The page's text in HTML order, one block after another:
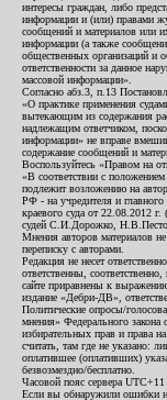
интересы граждан, либо
информации и (или) правами
сообщений и материалов или
информации (а также
общественных организаций и
ответственности за данное
массовой информации».
Согласно абз.3, п.13
«О практике применения
вытекающим из содержания
надлежащим ответчиком,
информации» не вправе
содержание сообщений и
Воспользуйтесь «Правом на
«В соответствии с
подлежит возложению на
РФ - на учредителя и главного
краевого суда от 22.08.2012
судей С.И.Дорожко,
Мнения авторов материалов
переписку с авторами.
Редакция не несет
ответственны,
сайте приравнены к
издание «Дебри-ДВ»,
Политические опросы/
мнения» Федерального
избирательных прав и права
считать, там где не указано:
оплатившее (оплативших)
безвозмездно/бесплатно.
Часовой пояс сервера
Если вы обнаружили ошибки